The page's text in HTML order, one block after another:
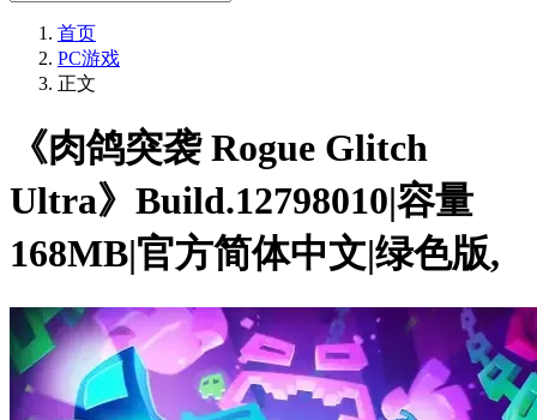
首页
PC游戏
正文
《肉鸽突袭 Rogue Glitch
Ultra》Build.12798010|容量
168MB|官方简体中文|绿色版,